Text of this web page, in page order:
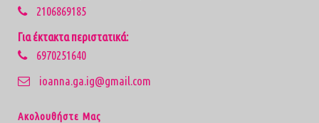
2106869185
Για έκτακτα περιστατικά:
6970251640
ioanna.ga.ig@gmail.com
Aκολουθήστε Μας